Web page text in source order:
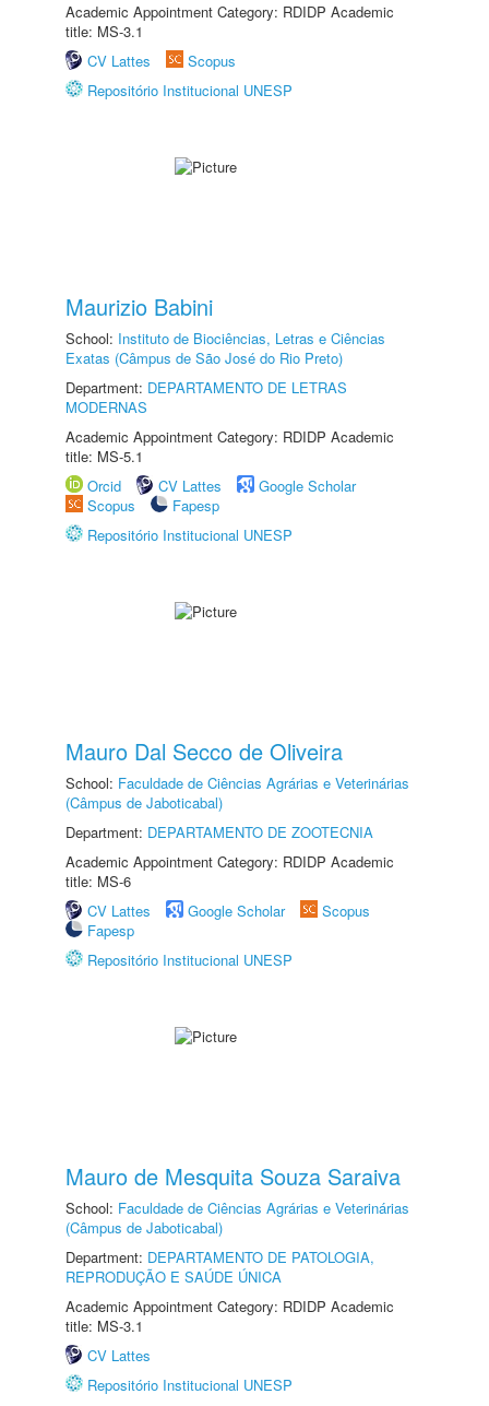
Academic Appointment Category: RDIDP Academic
title: MS-3.1
CV Lattes
Scopus
Repositório Institucional UNESP
Maurizio Babini
School: Instituto de Biociências, Letras e Ciências
Exatas (Câmpus de São José do Rio Preto)
Department: DEPARTAMENTO DE LETRAS
MODERNAS
Academic Appointment Category: RDIDP Academic
title: MS-5.1
Orcid
CV Lattes
Google Scholar
Scopus
Fapesp
Repositório Institucional UNESP
Mauro Dal Secco de Oliveira
School: Faculdade de Ciências Agrárias e Veterinárias
(Câmpus de Jaboticabal)
Department: DEPARTAMENTO DE ZOOTECNIA
Academic Appointment Category: RDIDP Academic
title: MS-6
CV Lattes
Google Scholar
Scopus
Fapesp
Repositório Institucional UNESP
Mauro de Mesquita Souza Saraiva
School: Faculdade de Ciências Agrárias e Veterinárias
(Câmpus de Jaboticabal)
Department: DEPARTAMENTO DE PATOLOGIA,
REPRODUÇÃO E SAÚDE ÚNICA
Academic Appointment Category: RDIDP Academic
title: MS-3.1
CV Lattes
Repositório Institucional UNESP